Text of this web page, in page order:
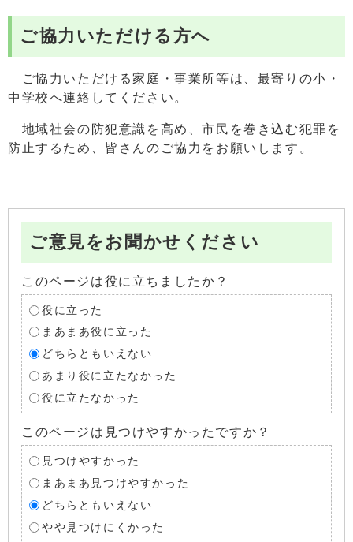
ご協力いただける方へ
ご協力いただける家庭・事業所等は、最寄りの小・
中学校へ連絡してください。
地域社会の防犯意識を高め、市民を巻き込む犯罪を
防止するため、皆さんのご協力をお願いします。
ご意見をお聞かせください
このページは役に立ちましたか？
役に立った
まあまあ役に立った
どちらともいえない
あまり役に立たなかった
役に立たなかった
このページは見つけやすかったですか？
見つけやすかった
まあまあ見つけやすかった
どちらともいえない
やや見つけにくかった